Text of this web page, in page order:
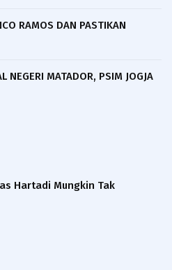
RAMOS DAN PASTIKAN
NEGERI MATADOR, PSIM JOGJA
Hartadi Mungkin Tak